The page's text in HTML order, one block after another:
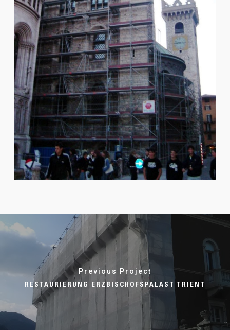
Previous Project
RESTAURIERUNG ERZBISCHOFSPALAST TRIENT